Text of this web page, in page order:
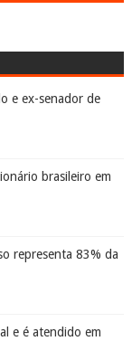
e ex-senador de
brasileiro em
representa 83% da
e é atendido em